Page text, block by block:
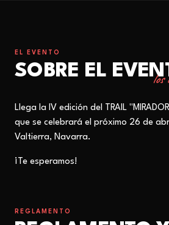
EL EVENTO
SOBRE EL los
Llega la IV edición del TRAIL
que se celebrará el próximo 26 de
Valtierra, Navarra.
¡Te esperamos!
REGLAMENTO